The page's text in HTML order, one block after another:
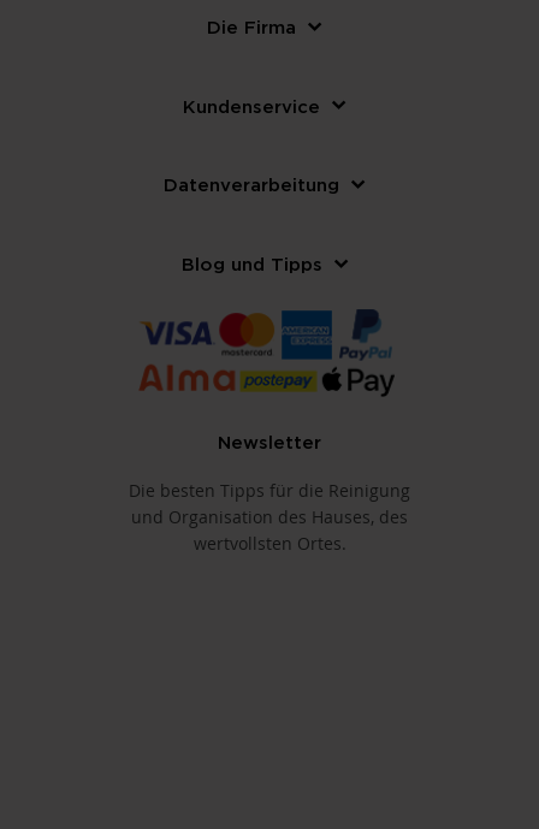
Die Firma
Kundenservice
Datenverarbeitung
Blog und Tipps
Newsletter
Die besten Tipps für die Reinigung
und Organisation des Hauses, des
wertvollsten Ortes.